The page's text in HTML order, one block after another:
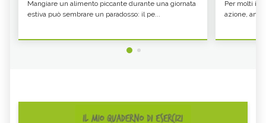
Mangiare un alimento piccante durante una giornata
estiva può sembrare un paradosso: il pe...
Per molti il
azione,